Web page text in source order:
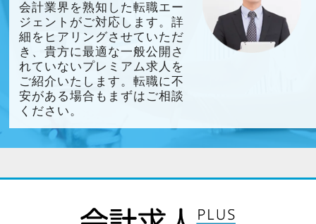
会計業界を熟知した転職エー
ジェントがご対応します。詳
細をヒアリングさせていただ
き、貴方に最適な一般公開さ
れていないプレミアム求人を
ご紹介いたします。転職に不
安がある場合もまずはご相談
ください。